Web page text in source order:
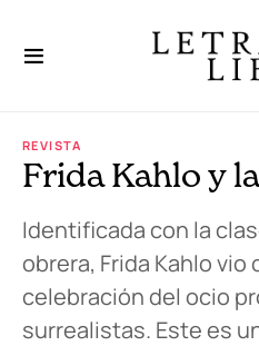
REVISTA
Frida Kahlo y
Identificada con la
obrera, Frida Kahlo vio
celebración del ocio
surrealistas. Este es